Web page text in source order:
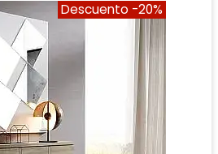
Descuento -20%